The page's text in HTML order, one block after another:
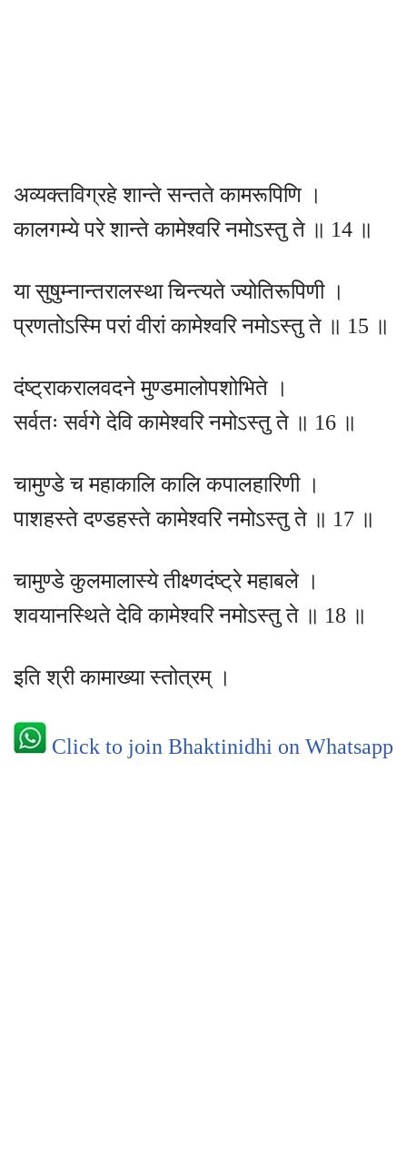
अव्यक्तविग्रहे शान्ते सन्तते कामरूपिणि ।
कालगम्ये परे शान्ते कामेश्वरि नमोऽस्तु ते ॥ 14 ॥
या सुषुम्नान्तरालस्था चिन्त्यते ज्योतिरूपिणी ।
प्रणतोऽस्मि परां वीरां कामेश्वरि नमोऽस्तु ते ॥ 15 ॥
दंष्ट्राकरालवदने मुण्डमालोपशोभिते ।
सर्वतः सर्वगे देवि कामेश्वरि नमोऽस्तु ते ॥ 16 ॥
चामुण्डे च महाकालि कालि कपालहारिणी ।
पाशहस्ते दण्डहस्ते कामेश्वरि नमोऽस्तु ते ॥ 17 ॥
चामुण्डे कुलमालास्ये तीक्ष्णदंष्ट्रे महाबले ।
शवयानस्थिते देवि कामेश्वरि नमोऽस्तु ते ॥ 18 ॥
इति श्री कामाख्या स्तोत्रम् ।
Click to join Bhaktinidhi on Whatsapp